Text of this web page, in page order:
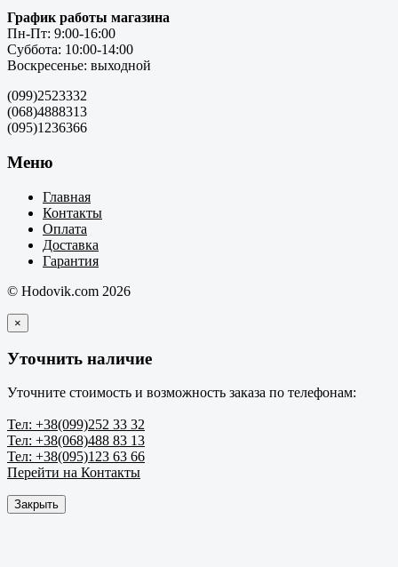
График работы магазина
Пн-Пт: 9:00-16:00
Суббота: 10:00-14:00
Воскресенье: выходной
(099)2523332
(068)4888313
(095)1236366
Меню
Главная
Контакты
Оплата
Доставка
Гарантия
© Hodovik.com 2026
×
Уточнить наличие
Уточните стоимость и возможность заказа по телефонам:
Тел: +38(099)252 33 32
Тел: +38(068)488 83 13
Тел: +38(095)123 63 66
Перейти на Контакты
Закрыть